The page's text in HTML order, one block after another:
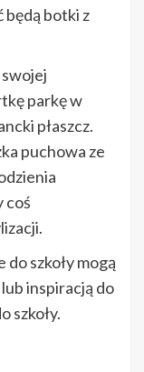
będą botki z
parkę w
płaszcz.
puchowa ze
coś
szkoły mogą
inspiracją do
szkoły.